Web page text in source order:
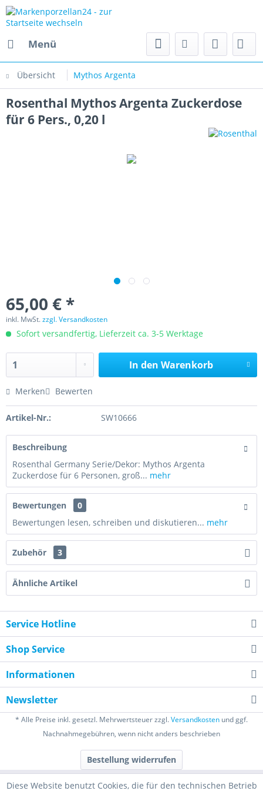
Menü
Übersicht Mythos Argenta
Rosenthal Mythos Argenta Zuckerdose
für 6 Pers., 0,20 l
65,00 € *
inkl. MwSt.zzgl. Versandkosten
Sofort versandfertig, Lieferzeit ca. 3-5 Werktage
In den Warenkorb
Merken Bewerten
Artikel-Nr.: SW10666
Beschreibung
Rosenthal Germany Serie/Dekor: Mythos Argenta
Zuckerdose für 6 Personen, groß... mehr
Bewertungen
0
Bewertungen lesen, schreiben und diskutieren... mehr
Zubehör 3
Ähnliche Artikel
Service Hotline
Shop Service
Informationen
Newsletter
* Alle Preise inkl. gesetzl. Mehrwertsteuer zzgl.Versandkosten und ggf.
Nachnahmegebühren, wenn nicht anders beschrieben
Bestellung widerrufen
Diese Website benutzt Cookies, die für den technischen Betrieb